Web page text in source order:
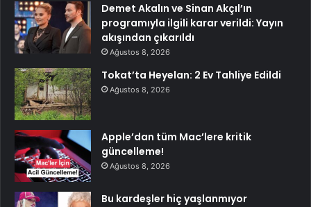
Demet Akalın ve Sinan Akçıl’ın
programıyla ilgili karar verildi: Yayın
akışından çıkarıldı
Ağustos 8, 2026
Tokat’ta Heyelan: 2 Ev Tahliye Edildi
Ağustos 8, 2026
Apple’dan tüm Mac’lere kritik
güncelleme!
Ağustos 8, 2026
Bu kardeşler hiç yaşlanmıyor